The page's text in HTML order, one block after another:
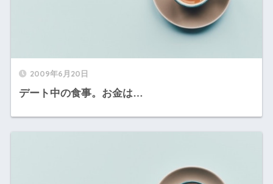
2009年6月20日
デート中の食事。お金は…